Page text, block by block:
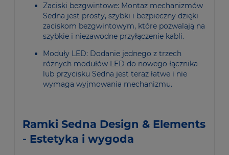
Zaciski bezgwintowe: Montaż mechanizmów
Sedna jest prosty, szybki i bezpieczny dzięki
zaciskom bezgwintowym, które pozwalają na
szybkie i niezawodne przyłączenie kabli.
Moduły LED: Dodanie jednego z trzech
różnych modułów LED do nowego łącznika
lub przycisku Sedna jest teraz łatwe i nie
wymaga wyjmowania mechanizmu.
Ramki Sedna Design & Elements
- Estetyka i wygoda